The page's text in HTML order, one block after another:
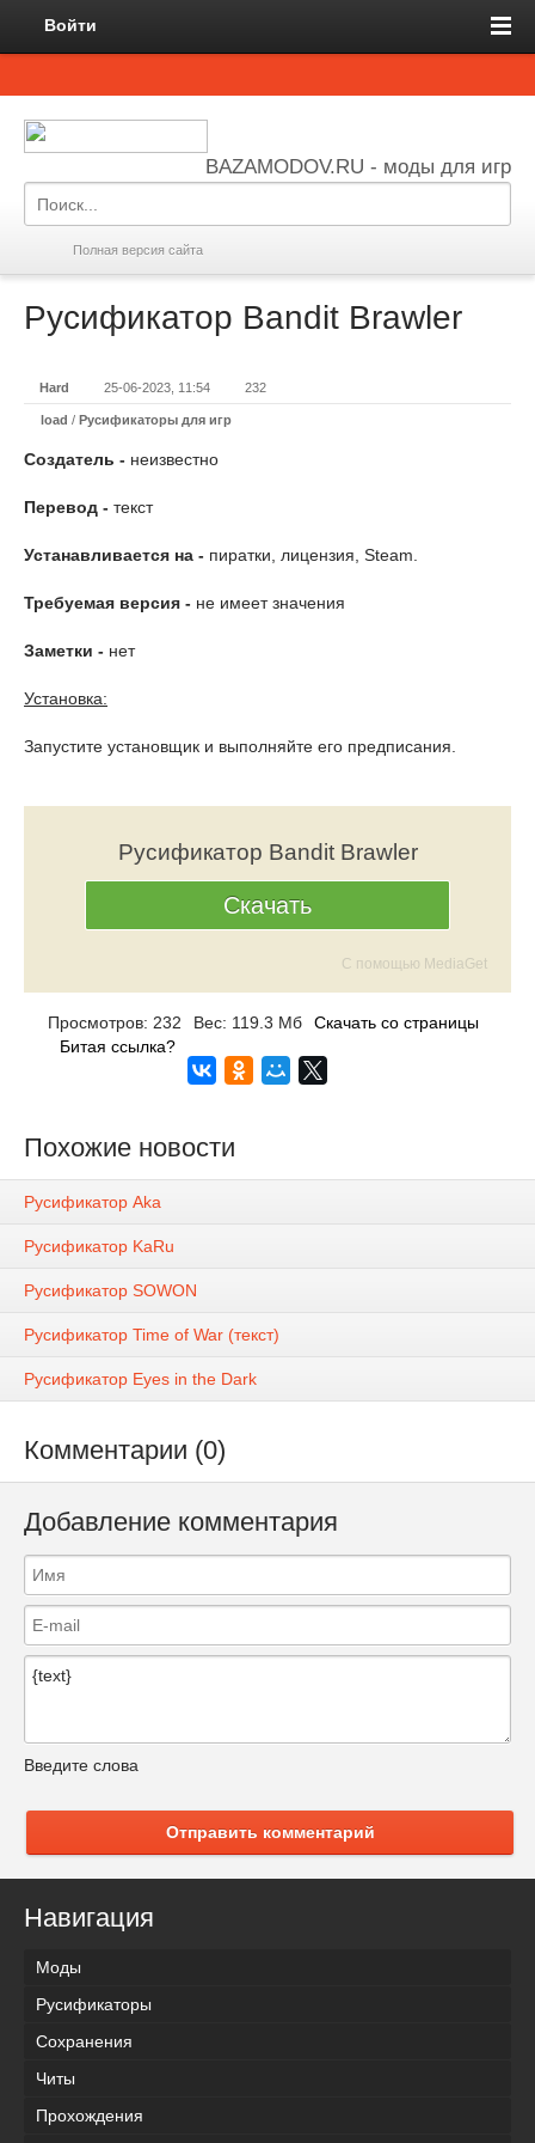
Войти
BAZAMODOV.RU - моды для игр
Полная версия сайта
Русификатор Bandit Brawler
Hard 25-06-2023, 11:54 232
load / Русификаторы для игр
Создатель - неизвестно
Перевод - текст
Устанавливается на - пиратки, лицензия, Steam.
Требуемая версия - не имеет значения
Заметки - нет
Установка:
Запустите установщик и выполняйте его предписания.
Русификатор Bandit Brawler
Скачать
С помощью MediaGet
Просмотров: 232 Вес: 119.3 Мб
Скачать со страницы
Битая ссылка?
Похожие новости
Русификатор Aka
Русификатор KaRu
Русификатор SOWON
Русификатор Time of War (текст)
Русификатор Eyes in the Dark
Комментарии (0)
Добавление комментария
Введите слова
Отправить комментарий
Навигация
Моды
Русификаторы
Сохранения
Читы
Прохождения